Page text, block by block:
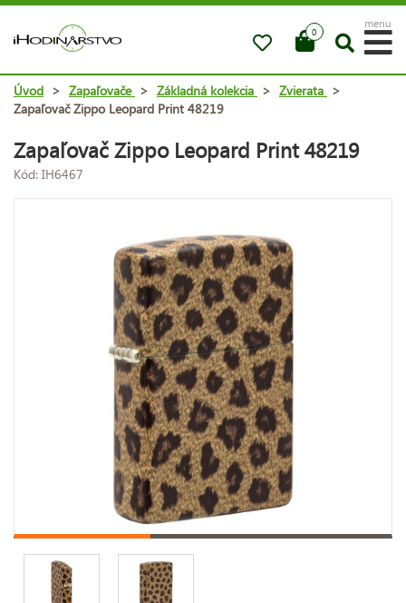
0
menu
Úvod > Zapaľovače > Základná kolekcia > Zvierata >
Zapaľovač Zippo Leopard Print 48219
Zapaľovač Zippo Leopard Print 48219
Kód: IH6467